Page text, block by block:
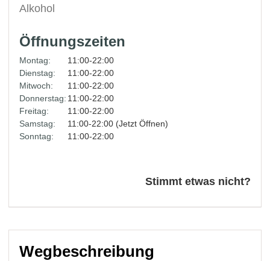
Alkohol
Öffnungszeiten
Montag:
11:00-22:00
Dienstag:
11:00-22:00
Mitwoch:
11:00-22:00
Donnerstag: 11:00-22:00
Freitag:
11:00-22:00
Samstag:
11:00-22:00 (Jetzt Öffnen)
Sonntag:
11:00-22:00
Stimmt etwas nicht?
Wegbeschreibung